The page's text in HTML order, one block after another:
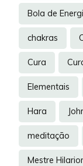
Bola de
chakras
Cura
Elementais
Hara
meditação
Mestre